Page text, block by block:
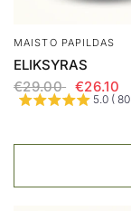
MAISTO PAPILDAS
ELIKSYRAS
€29.00
€26.10
5.0 (